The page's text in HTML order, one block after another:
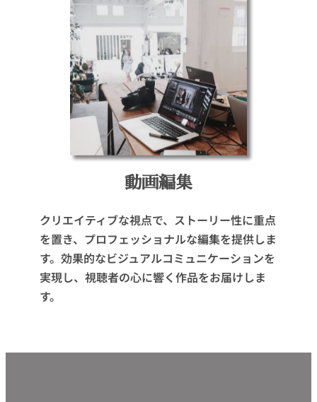
動画編集
クリエイティブな視点で、ストーリー性に重点
を置き、プロフェッショナルな編集を提供しま
す。効果的なビジュアルコミュニケーションを
実現し、視聴者の心に響く作品をお届けしま
す。